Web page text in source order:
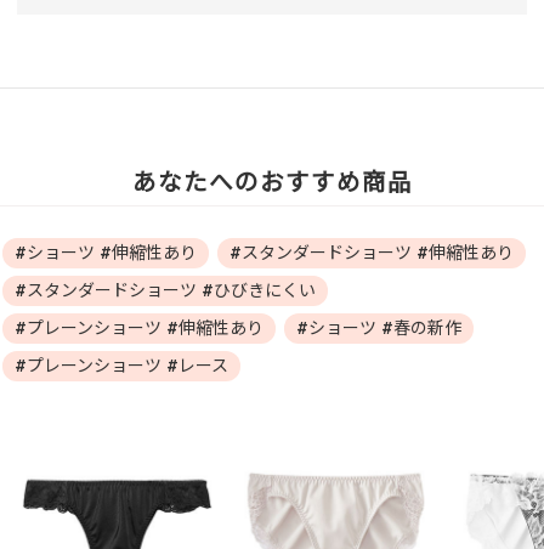
あなたへのおすすめ商品
#ショーツ #伸縮性あり
#スタンダードショーツ #伸縮性あり
#スタンダードショーツ #ひびきにくい
#プレーンショーツ #伸縮性あり
#ショーツ #春の新作
#プレーンショーツ #レース